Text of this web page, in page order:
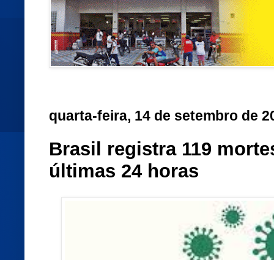
quarta-feira, 14 de setembro de
Brasil registra 119
últimas 24 horas